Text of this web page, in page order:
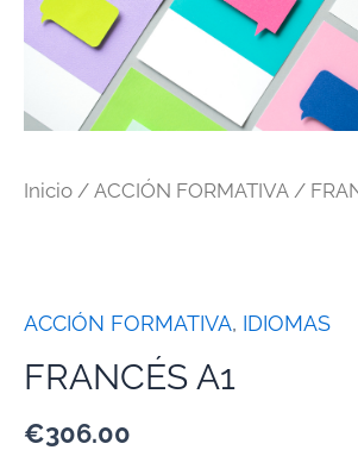
Inicio / ACCIÓN FORMATIVA /
ACCIÓN FORMATIVA, IDIOMAS
FRANCÉS A1
€306.00